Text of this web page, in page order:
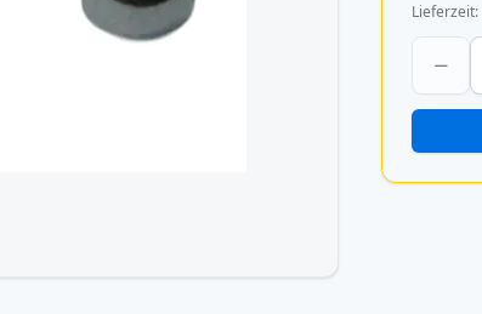
Lieferzeit